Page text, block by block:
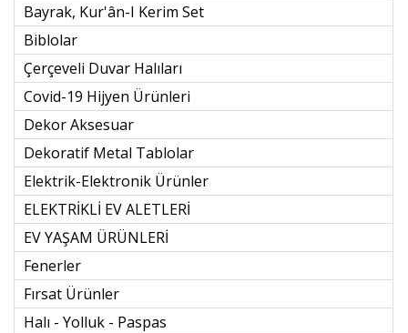
Bayrak, Kur'ân-I Kerim Set
Biblolar
Çerçeveli Duvar Halıları
Covid-19 Hijyen Ürünleri
Dekor Aksesuar
Dekoratif Metal Tablolar
Elektrik-Elektronik Ürünler
ELEKTRİKLİ EV ALETLERİ
EV YAŞAM ÜRÜNLERİ
Fenerler
Fırsat Ürünler
Halı - Yolluk - Paspas